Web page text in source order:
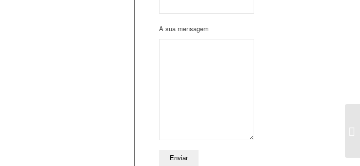
A sua mensagem